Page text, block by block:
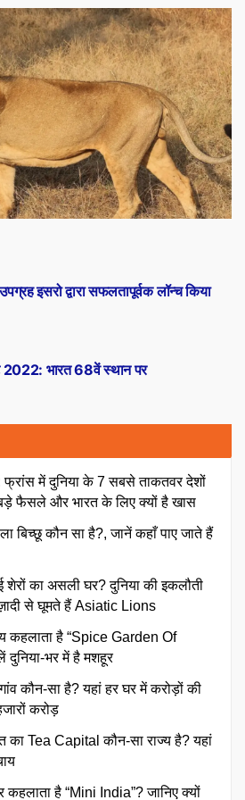
2022: भारत 68वें स्थान पर
इसरो द्वारा सफलतापूर्वक लॉन्च किया
में दुनिया के 7 सबसे ताकतवर देशों
फैसले और भारत के लिए क्यों है खास
बिच्छू कौन सा है?, जानें कहाँ पाए जाते हैं
शेरों का असली घर? दुनिया की इकलौती
से घूमते हैं Asiatic Lions
कहलाता है “Spice Garden Of
दुनिया-भर में है मशहूर
कौन-सा है? यहां हर घर में करोड़ों की
करोड़
का Tea Capital कौन-सा राज्य है? यहां
कहलाता है “Mini India”? जानिए क्यों